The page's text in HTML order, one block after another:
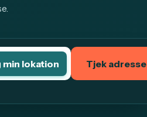
min lokation Tjek adresse